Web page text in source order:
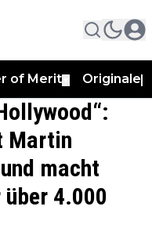
of Merit Originale
Martin
macht
4.000